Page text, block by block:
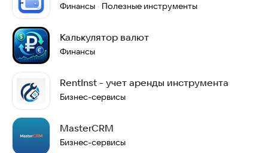
Финансы · Полезные инструменты
Калькулятор валют
Финансы
RentInst - учет аренды инструмента
Бизнес-сервисы
MasterCRM
Бизнес-сервисы